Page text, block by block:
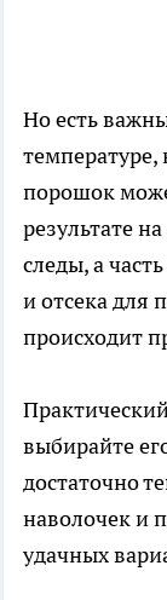
Но есть
температуре,
порошок
результате
следы, а
и отсека для
происходит
выбирайте
достаточно
наволочек и
удачных